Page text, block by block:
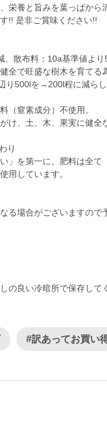
栄養と旨みを葉っぱか
!! 是非ご賞味ください!!
散布料：10a基準値より
全で旺盛な樹木を育て
り500lを→200l程に減らし
（窒素成分）不使用。
け、土、木、果実に健全
り
い」を第一に、肥料は全
用しています。
る場合がございますので
の良い冷暗所で保存し
#訳あってお買い